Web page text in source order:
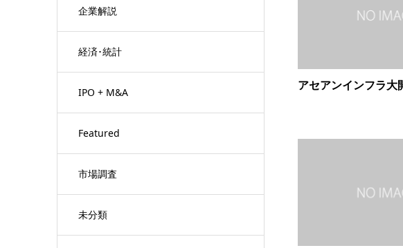
企業解説
経済･統計
IPO + M&A
Featured
市場調査
未分類
アセアンインフラ大